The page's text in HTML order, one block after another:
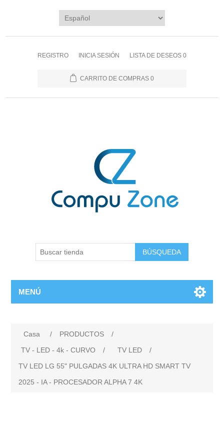
REGISTRO INICIA SESIÓN LISTA DE DESEOS 0
CARRITO DE COMPRAS 0
BÚSQUEDA
MENÚ
Casa / PRODUCTOS
/
TV - LED - 4k - CURVO
/ TV LED
/
TV LED LG 55" PULGADAS 4K ULTRA HD SMART TV
2025 - IA - PROCESADOR ALPHA 7 4K